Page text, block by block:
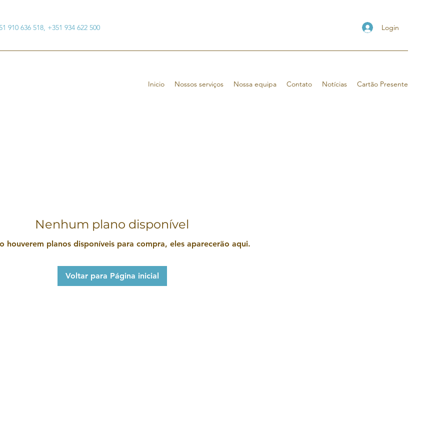
910 636 518, +351 934 622 500 Login
Inicio Nossos serviços Nossa equipa Contato Notícias Cartão Presente
Nenhum plano disponível
houverem planos disponíveis para compra, eles aparecerão aqui.
Voltar para Página inicial